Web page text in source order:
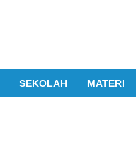
SEKOLAH MATERI